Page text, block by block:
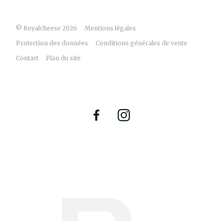
© Royalcheese 2026
Mentions légales
Protection des données
Conditions générales de vente
Contact
Plan du site